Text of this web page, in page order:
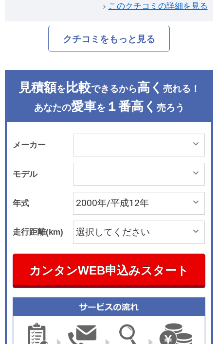
このクチコミの詳細を見る
クチコミをもっと見る
見積額を 比較できるから高く 売れる！
あなたの愛車を １番高く 売ろう
メーカー
モデル
年式
走行距離(km)
カンタンWEB申込みスタート